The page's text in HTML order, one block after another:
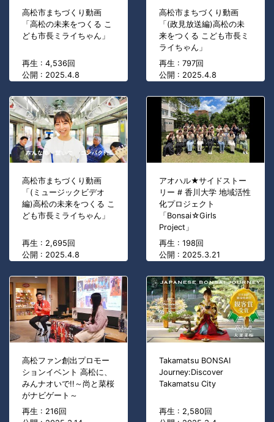
高松市まちづくり動画
「高松の未来をつくる こ
ども市長ミライちゃん」
再生 : 4,536回
公開 : 2025.4.8
高松市まちづくり動画
「(政見放送編)高松の未
来をつくる こども市長ミ
ライちゃん」
再生 : 797回
公開 : 2025.4.8
高松市まちづくり動画
「(ミュージックビデオ
編)高松の未来をつくる こ
ども市長ミライちゃん」
再生 : 2,695回
公開 : 2025.4.8
アオハル★サイドストー
リー # 香川大学 地域活性
化プロジェクト
「Bonsai☆Girls
Project」
再生 : 198回
公開 : 2025.3.21
高松ファン創出プロモー
ションイベント 高松に、
みんナオいで!!～尚と菜桜
がナビゲート～
再生 : 216回
Takamatsu BONSAI
Journey:Discover
Takamatsu City
再生 : 2,580回